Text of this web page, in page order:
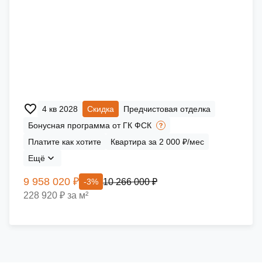
4 кв 2028 Скидка
Предчистовая отделка
Бонусная программа от ГК ФСК
Платите как хотите
Квартира за 2 000 ₽/мес
Ещё
9 958 020 ₽ -3% 10 266 000 ₽
228 920 ₽ за м²